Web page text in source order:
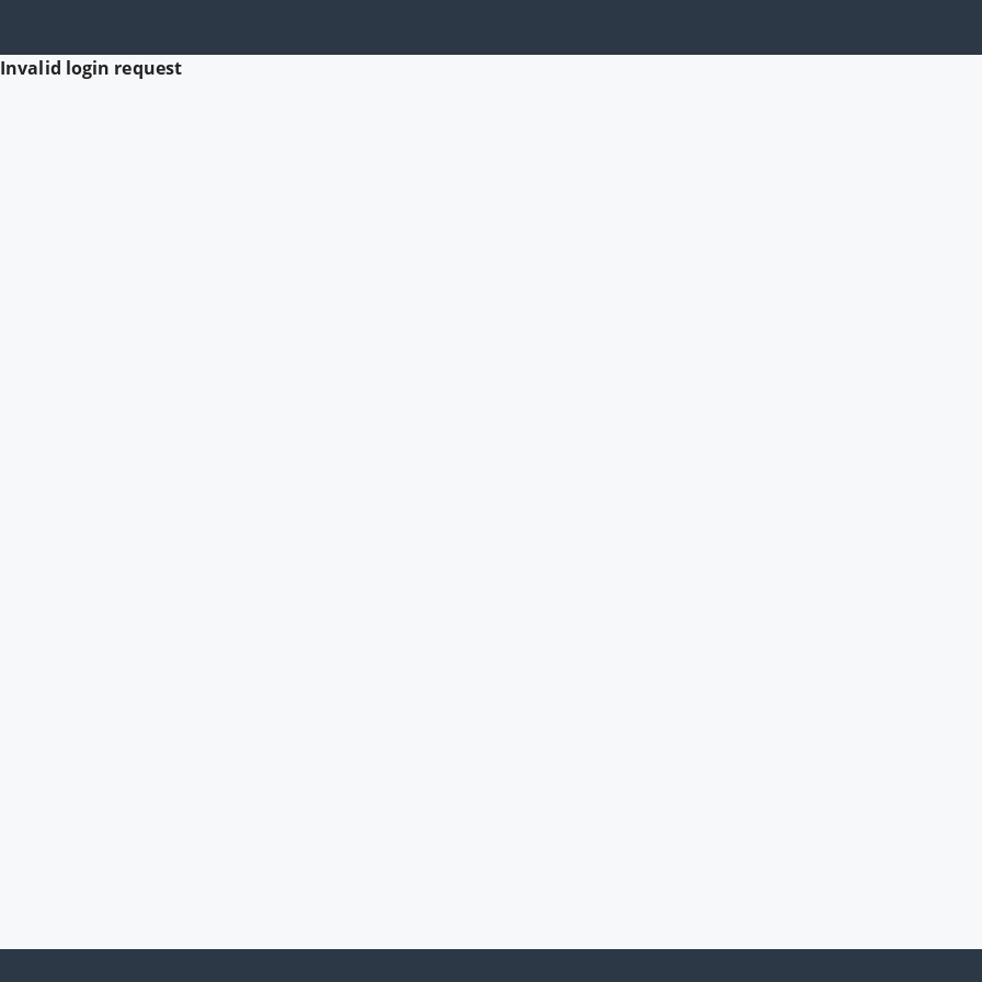
Invalid login request